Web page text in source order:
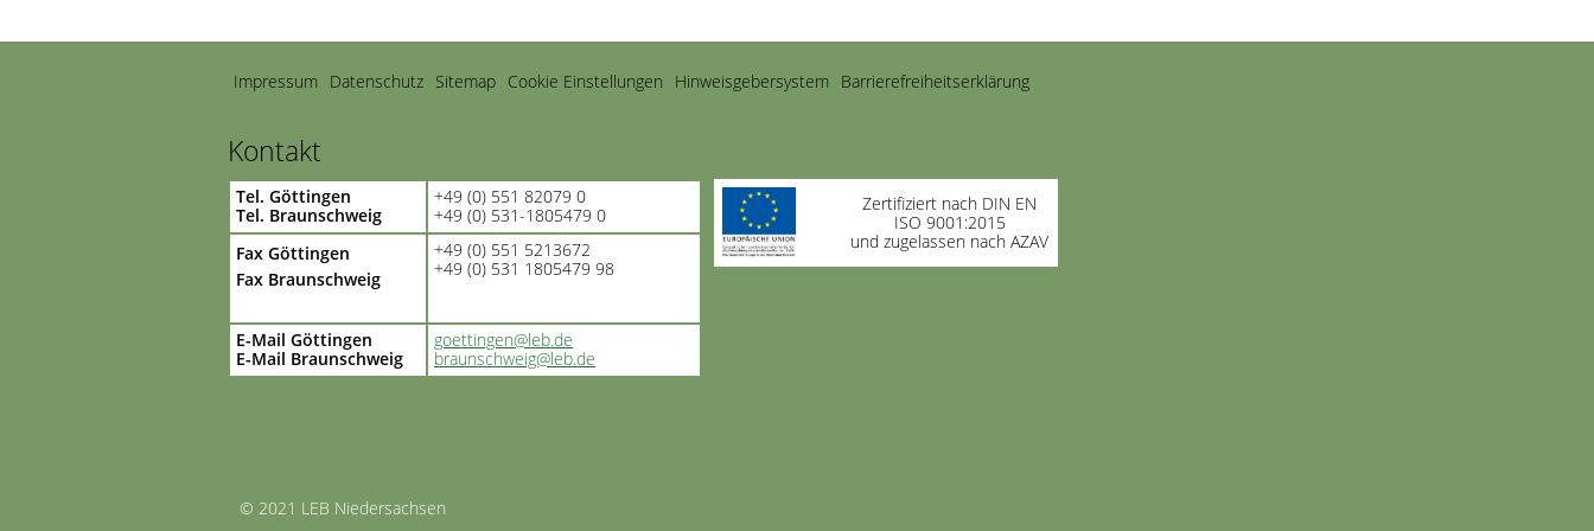
Navigation
überspringen
Impressum Datenschutz Sitemap Cookie Einstellungen Hinweisgebersystem Barrierefreiheitserklärung
Kontakt
Tel. Göttingen
Tel. Braunschweig
+49 (0) 551 82079 0
+49 (0) 531-1805479 0
Fax Göttingen
Fax Braunschweig
+49 (0) 551 5213672
+49 (0) 531 1805479 98
E-Mail Göttingen
E-Mail Braunschweig
goettingen@leb.de
braunschweig@leb.de
Zertifiziert nach DIN EN
ISO 9001:2015
und zugelassen nach AZAV
© 2021 LEB Niedersachsen